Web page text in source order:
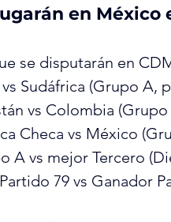
en México
se disputarán en
Sudáfrica (Grupo A,
vs Colombia (Grupo
Checa vs México
A vs mejor Tercero
79 vs Ganador